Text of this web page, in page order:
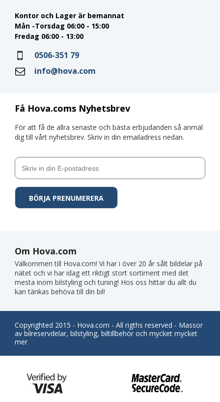
Få Hova.coms Nyhetsbrev
För att få de allra senaste och bästa erbjudanden så anmäl
dig till vårt nyhetsbrev. Skriv in din emailadress nedan.
Kontor och Lager är bemannat
Mån -Torsdag 06:00 - 15:00
Fredag 06:00 - 13:00
0506-351 79
info@hova.com
Om Hova.com
Välkommen till Hova.com! Vi har i över 20 år sålt bildelar på
nätet och vi har idag ett riktigt stort sortiment med det
mesta inom bilstyling och tuning! Hos oss hittar du allt du
kan tänkas behöva till din bil!
Copyrighted 2015 - Hova.com - All rigths reserved - Massor
av bilreservdelar, bilstyling, biltillbehör och mycket mycket
mer